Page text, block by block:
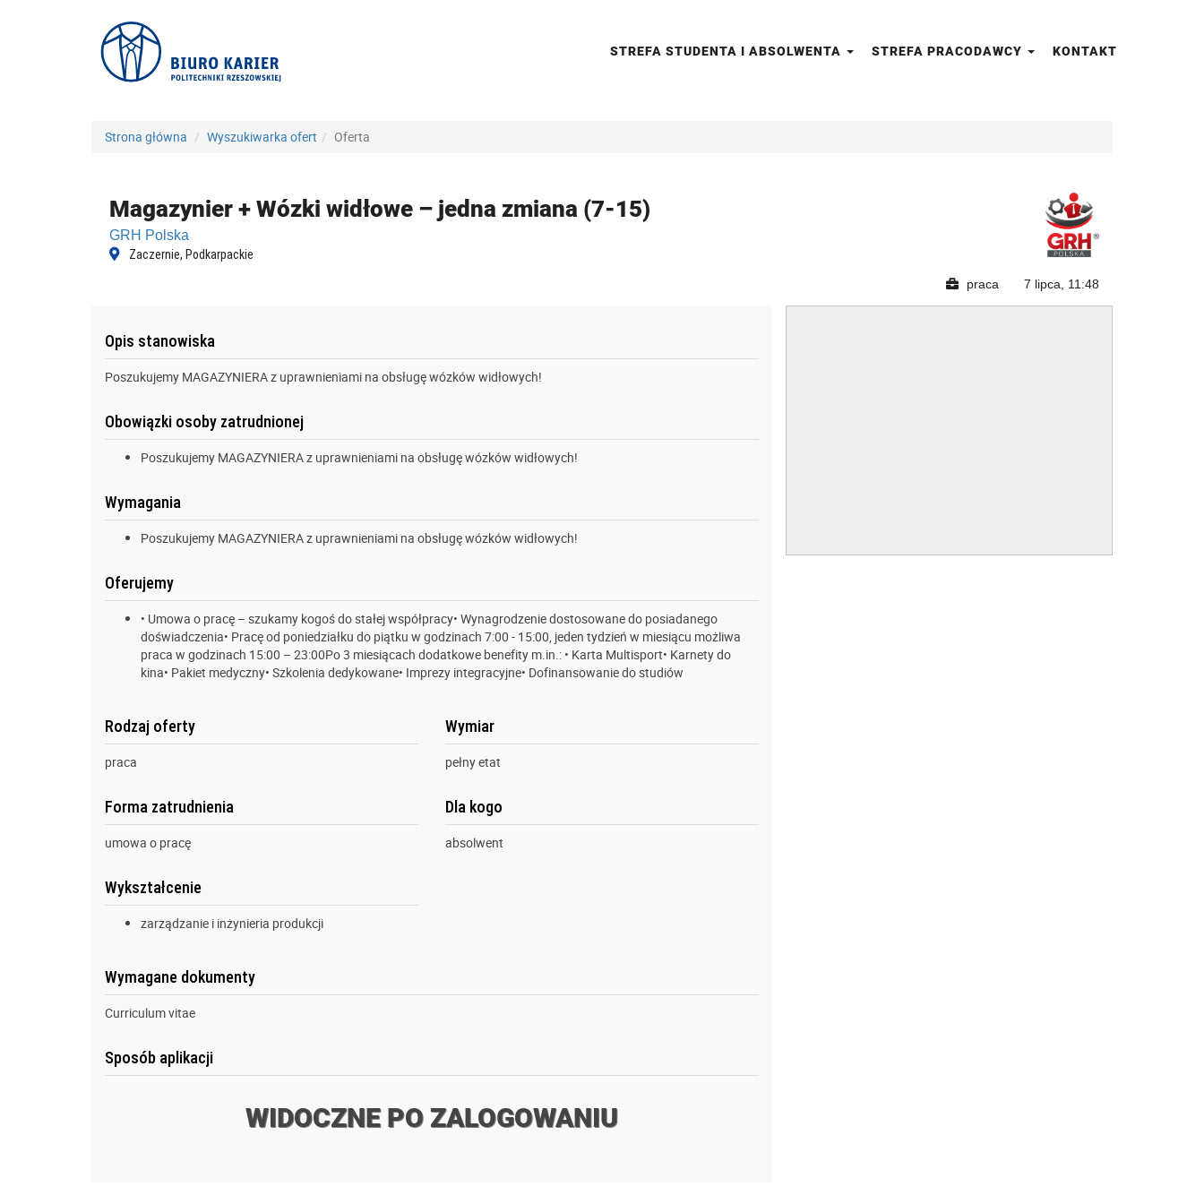
STREFA STUDENTA I ABSOLWENTA STREFA PRACODAWCY KONTAKT
Strona główna Wyszukiwarka ofert Oferta
Magazynier + Wózki widłowe – jedna zmiana (7-15)
GRH Polska
Zaczernie, Podkarpackie
praca 7 lipca, 11:48
Opis stanowiska
Poszukujemy MAGAZYNIERA z uprawnieniami na obsługę wózków widłowych!
Obowiązki osoby zatrudnionej
Poszukujemy MAGAZYNIERA z uprawnieniami na obsługę wózków widłowych!
Wymagania
Poszukujemy MAGAZYNIERA z uprawnieniami na obsługę wózków widłowych!
Oferujemy
• Umowa o pracę – szukamy kogoś do stałej współpracy• Wynagrodzenie dostosowane do posiadanego
doświadczenia• Pracę od poniedziałku do piątku w godzinach 7:00 - 15:00, jeden tydzień w miesiącu możliwa
praca w godzinach 15:00 – 23:00Po 3 miesiącach dodatkowe benefity m.in.: • Karta Multisport• Karnety do
kina• Pakiet medyczny• Szkolenia dedykowane• Imprezy integracyjne• Dofinansowanie do studiów
Rodzaj oferty
praca
Wymiar
pełny etat
Forma zatrudnienia
umowa o pracę
Dla kogo
absolwent
Wykształcenie
zarządzanie i inżynieria produkcji
Wymagane dokumenty
Curriculum vitae
Sposób aplikacji
WIDOCZNE PO ZALOGOWANIU